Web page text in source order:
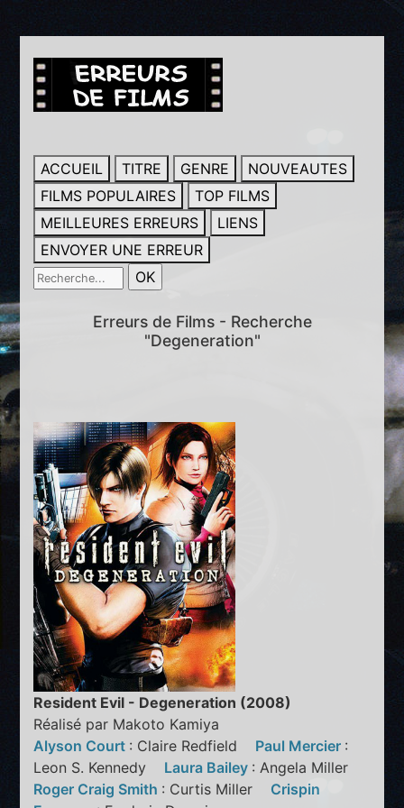
ACCUEIL TITRE GENRE
NOUVEAUTES
FILMS POPULAIRES
TOP FILMS
MEILLEURES ERREURS
LIENS
ENVOYER UNE ERREUR
Erreurs de Films - Recherche
"Degeneration"
Resident Evil - Degeneration (2008)
Réalisé par Makoto Kamiya
Alyson Court : Claire Redfield Paul Mercier :
Leon S. Kennedy Laura Bailey : Angela Miller
Roger Craig Smith : Curtis Miller Crispin